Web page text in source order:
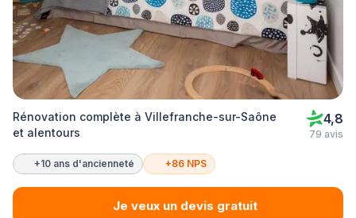
Rénovation complète à Villefranche-sur-Saône
et alentours
4,8
79 avis
+10 ans d'ancienneté +86 NPS
Je veux un devis gratuit